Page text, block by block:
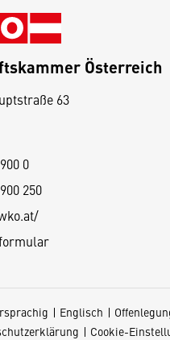
Österreich
63
0
250
Englisch
Cookie-